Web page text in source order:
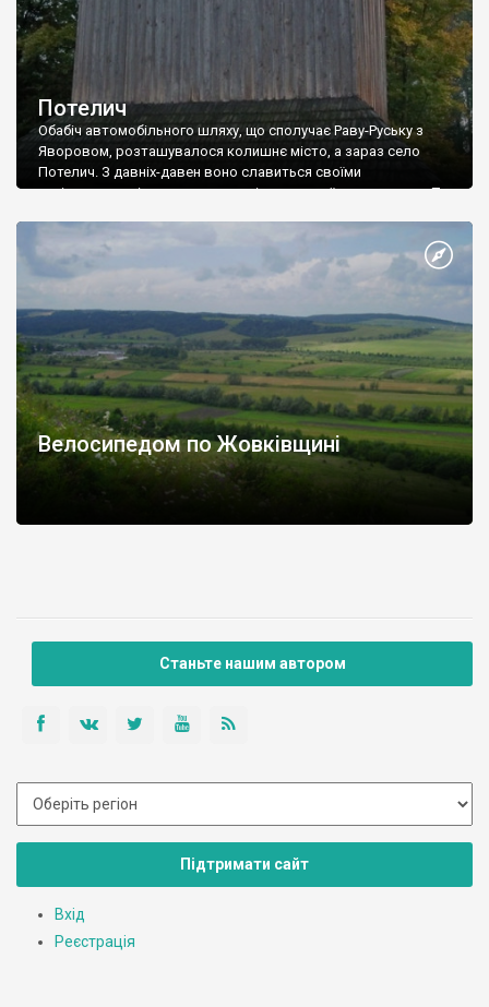
Потелич
Обабіч автомобільного шляху, що сполучає Раву-Руську з
Яворовом, розташувалося колишнє місто, а зараз село
Потелич. З давніх-давен воно славиться своїми
архітектурами і природними намітками, своїми легендами. Тут
дерев’яна церква. Збудована без єдиного цвяха. А стінопис
датується 17 століттям. Знаменитою вона ще є й тому, що у
[…]
Велосипедом по Жовківщині
Станьте нашим автором
Підтримати сайт
Вхід
Реєстрація